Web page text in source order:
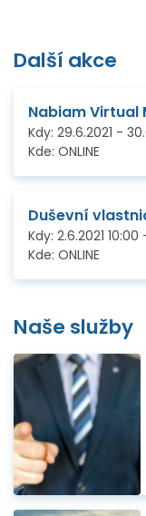
Další akce
Nabiam Virtual
Kdy: 29.6.2021 -
Kde: ONLINE
Kdy: 2.6.2021 10:00
Kde: ONLINE
Naše služby